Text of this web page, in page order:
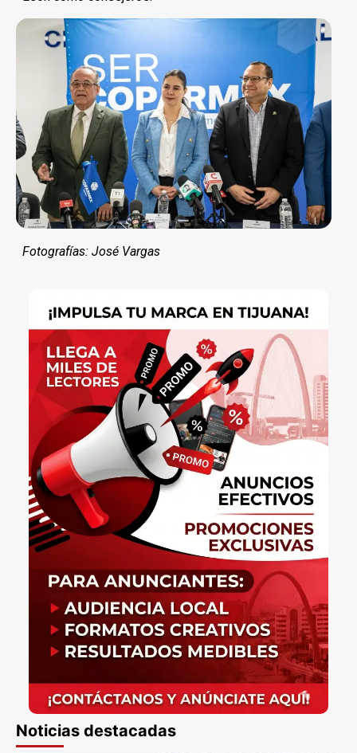
Fotografías: José Vargas
Noticias destacadas